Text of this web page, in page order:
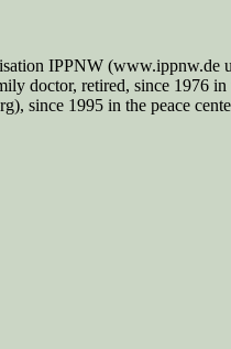
IPPNW (www.ippnw.de
doctor, retired, since 1976
since 1995 in the peace